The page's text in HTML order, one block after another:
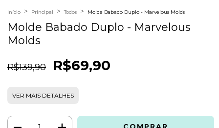
Início > Principal > Todos > Molde Babado Duplo - Marvelous Molds
Molde Babado Duplo - Marvelous
Molds
R$139,90 R$69,90
VER MAIS DETALHES